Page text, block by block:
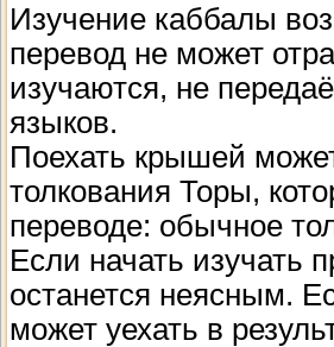
Изучение каббалы
перевод не может
изучаются, не
языков.
Поехать крышей
толкования Торы,
переводе: обычное
Если начать изучать
останется неясным.
может уехать в